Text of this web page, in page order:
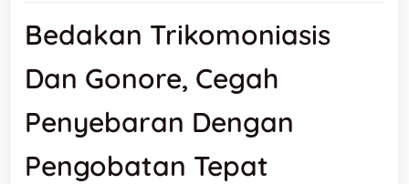
Bedakan Trikomoniasis
Dan Gonore, Cegah
Penyebaran Dengan
Pengobatan Tepat